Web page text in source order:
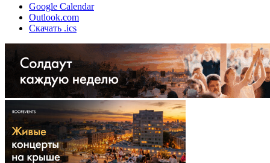
Google Calendar
Outlook.com
Скачать .ics